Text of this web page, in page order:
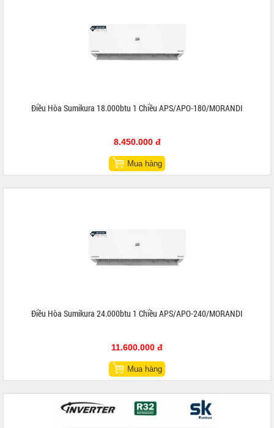
Điều Hòa Sumikura 18.000btu 1 Chiều APS/APO-180/MORANDI
8.450.000 đ
Mua hàng
Điều Hòa Sumikura 24.000btu 1 Chiều APS/APO-240/MORANDI
11.600.000 đ
Mua hàng